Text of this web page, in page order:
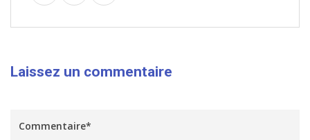
Laissez un commentaire